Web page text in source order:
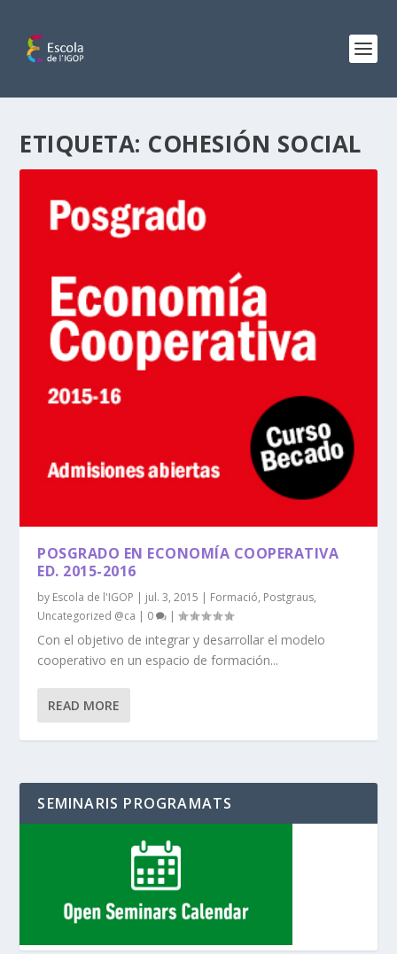
ETIQUETA: COHESIÓN SOCIAL
POSGRADO EN ECONOMÍA COOPERATIVA
ED. 2015-2016
by Escola de l'IGOP | jul. 3, 2015 | Formació, Postgraus,
Uncategorized @ca | 0 |
Con el objetivo de integrar y desarrollar el modelo
cooperativo en un espacio de formación...
READ MORE
SEMINARIS PROGRAMATS